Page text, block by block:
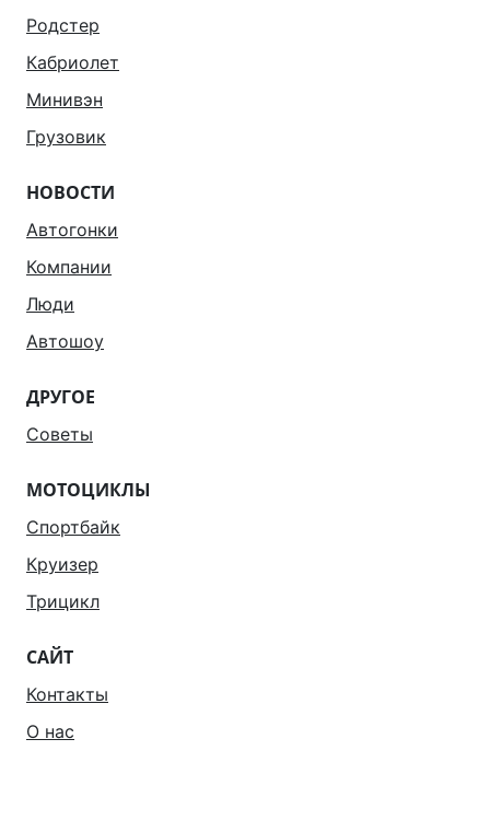
Родстер
Кабриолет
Минивэн
Грузовик
НОВОСТИ
Автогонки
Компании
Люди
Автошоу
ДРУГОЕ
Советы
МОТОЦИКЛЫ
Спортбайк
Круизер
Трицикл
САЙТ
Контакты
О нас